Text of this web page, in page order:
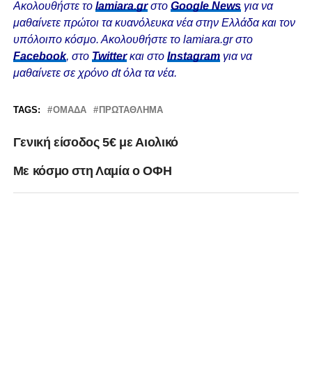
Ακολουθήστε το lamiara.grστο Google Newsγια να
μαθαίνετε πρώτοι τα κυανόλευκα νέα στην Ελλάδα και τον
υπόλοιπο κόσμο. Ακολουθήστε το lamiara.gr στο
Facebook, στο Twitterκαι στο Instagram για να
μαθαίνετε σε χρόνο dt όλα τα νέα.
TAGS: ΟΜΆΔΑ ΠΡΩΤΆΘΛΗΜΑ
Γενική είσοδος 5€ με Αιολικό
Με κόσμο στη Λαμία ο ΟΦΗ